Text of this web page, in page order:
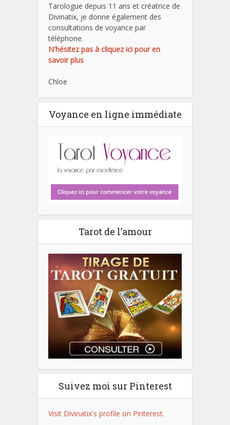
Tarologue depuis 11 ans et créatrice de
Divinatix, je donne également des
consultations de voyance par
téléphone.
N'hésitez pas à cliquez ici pour en
savoir plus
Chloe
Voyance en ligne immédiate
Tarot de l’amour
Suivez moi sur Pinterest
Visit Divinatix's profile on Pinterest.